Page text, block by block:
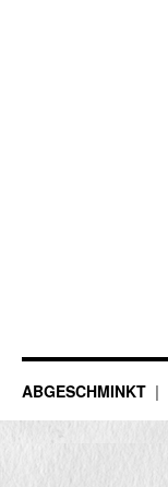
ABGESCHMINKT